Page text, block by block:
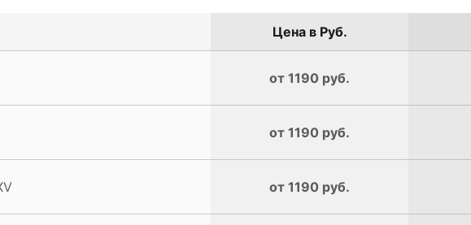
Цена в Руб.
от 1190 руб.
от 1190 руб.
от 1190 руб.